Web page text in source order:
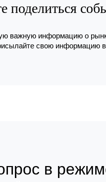
поделиться
важную информацию о
свою информацию
в